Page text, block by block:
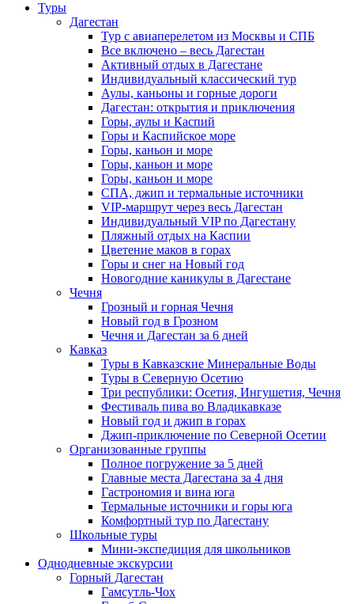
Туры
Дагестан
Тур с авиаперелетом из Москвы и СПБ
Все включено – весь Дагестан
Активный отдых в Дагестане
Индивидуальный классический тур
Аулы, каньоны и горные дороги
Дагестан: открытия и приключения
Горы, аулы и Каспий
Горы и Каспийское море
Горы, каньон и море
Горы, каньон и море
Горы, каньон и море
СПА, джип и термальные источники
VIP-маршрут через весь Дагестан
Индивидуальный VIP по Дагестану
Пляжный отдых на Каспии
Цветение маков в горах
Горы и снег на Новый год
Новогодние каникулы в Дагестане
Чечня
Грозный и горная Чечня
Новый год в Грозном
Чечня и Дагестан за 6 дней
Кавказ
Туры в Кавказские Минеральные Воды
Туры в Северную Осетию
Три республики: Осетия, Ингушетия, Чечня
Фестиваль пива во Владикавказе
Новый год и джип в горах
Джип-приключение по Северной Осетии
Организованные группы
Полное погружение за 5 дней
Главные места Дагестана за 4 дня
Гастрономия и вина юга
Термальные источники и горы юга
Комфортный тур по Дагестану
Школьные туры
Мини-экспедиция для школьников
Однодневные экскурсии
Горный Дагестан
Гамсутль-Чох